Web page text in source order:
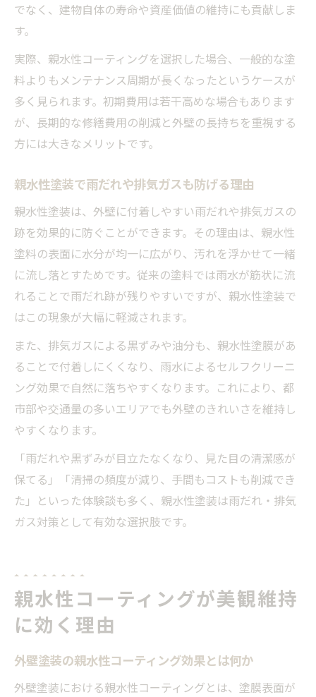
でなく、建物自体の寿命や資産価値の維持にも貢献しま
す。
実際、親水性コーティングを選択した場合、一般的な塗
料よりもメンテナンス周期が長くなったというケースが
多く見られます。初期費用は若干高めな場合もあります
が、長期的な修繕費用の削減と外壁の長持ちを重視する
方には大きなメリットです。
親水性塗装で雨だれや排気ガスも防げる理由
親水性塗装は、外壁に付着しやすい雨だれや排気ガスの
跡を効果的に防ぐことができます。その理由は、親水性
塗料の表面に水分が均一に広がり、汚れを浮かせて一緒
に流し落とすためです。従来の塗料では雨水が筋状に流
れることで雨だれ跡が残りやすいですが、親水性塗装で
はこの現象が大幅に軽減されます。
また、排気ガスによる黒ずみや油分も、親水性塗膜があ
ることで付着しにくくなり、雨水によるセルフクリーニ
ング効果で自然に落ちやすくなります。これにより、都
市部や交通量の多いエリアでも外壁のきれいさを維持し
やすくなります。
「雨だれや黒ずみが目立たなくなり、見た目の清潔感が
保てる」「清掃の頻度が減り、手間もコストも削減でき
た」といった体験談も多く、親水性塗装は雨だれ・排気
ガス対策として有効な選択肢です。
親水性コーティングが美観維持
に効く理由
外壁塗装の親水性コーティング効果とは何か
外壁塗装における親水性コーティングとは、塗膜表面が